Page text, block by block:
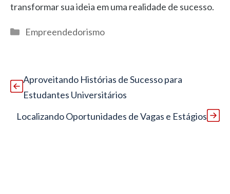
transformar sua ideia em uma realidade de sucesso.
Categorias
Empreendedorismo
Aproveitando Histórias de Sucesso para
Estudantes Universitários
Localizando Oportunidades de Vagas e Estágios